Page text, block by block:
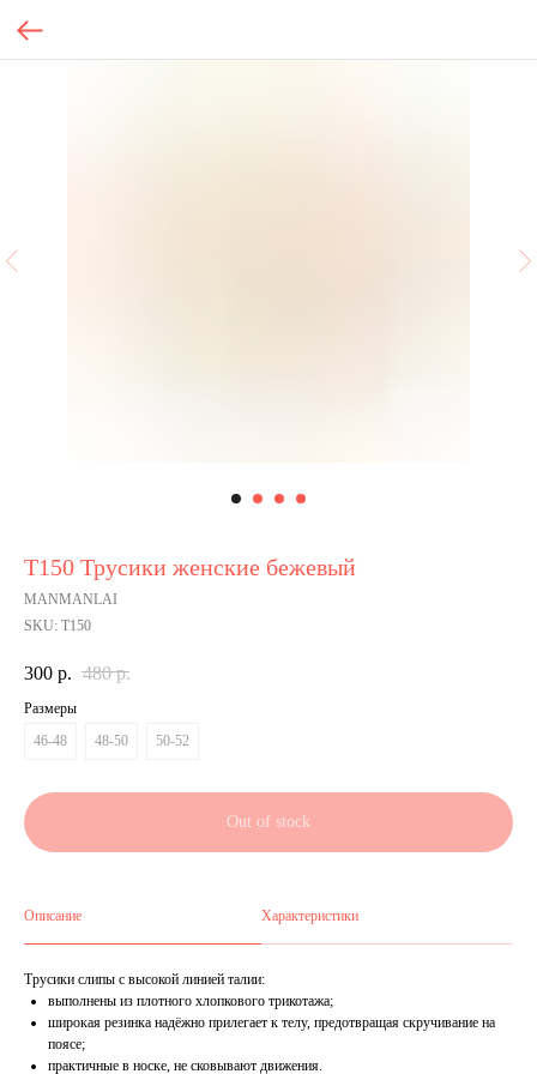
Т150 Трусики женские бежевый
MANMANLAI
SKU: Т150
300 р. 480 р.
Размеры
46-48
48-50 50-52
Out of stock
Описание Характеристики
Трусики слипы с высокой линией талии:
выполнены из плотного хлопкового трикотажа;
широкая резинка надёжно прилегает к телу, предотвращая скручивание на
поясе;
практичные в носке, не сковывают движения.